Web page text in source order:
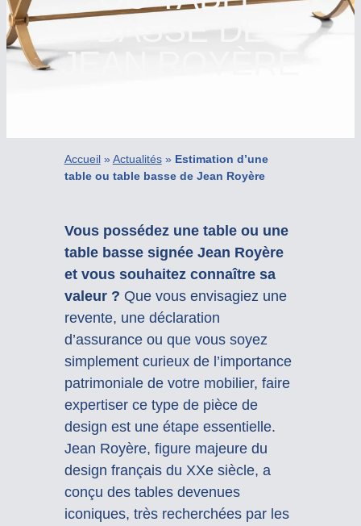
BASSE DE
JEAN ROYÈRE
Accueil»Actualités» Estimation d’une
table ou table basse de Jean Royère
Vous possédez une table ou une
table basse signée Jean Royère
et vous souhaitez connaître sa
valeur ? Que vous envisagiez une
revente, une déclaration
d’assurance ou que vous soyez
simplement curieux de l’importance
patrimoniale de votre mobilier, faire
expertiser ce type de pièce de
design est une étape essentielle.
Jean Royère, figure majeure du
design français du XXe siècle, a
conçu des tables devenues
iconiques, très recherchées par les